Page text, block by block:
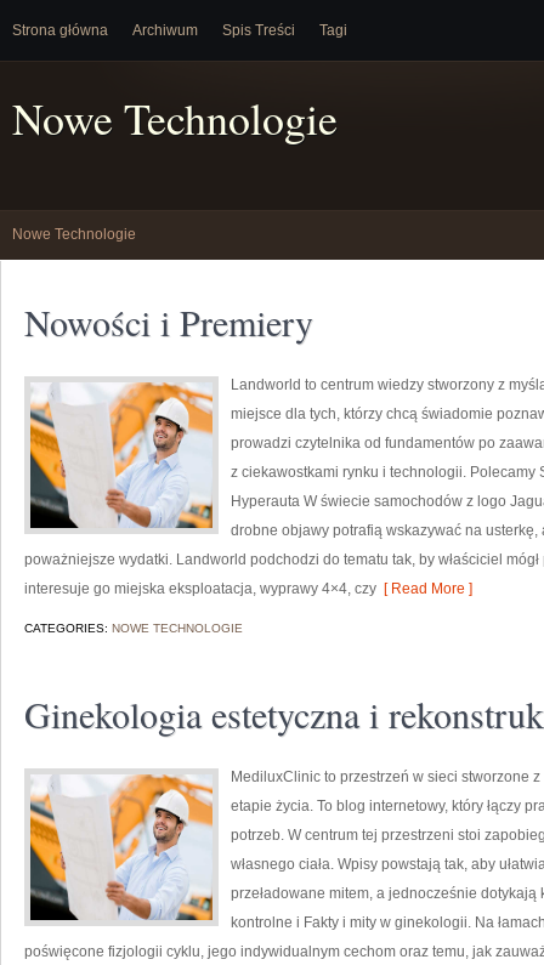
Strona główna Archiwum Spis Treści Tagi
Nowe Technologie
Nowe Technologie
Nowości i Premiery
Landworld to centrum wiedzy stworzony z
miejsce dla tych, którzy chcą świadomie
prowadzi czytelnika od fundamentów po
z ciekawostkami rynku i technologii.
Hyperauta W świecie samochodów z logo
drobne objawy potrafią wskazywać na usterkę,
poważniejsze wydatki. Landworld podchodzi do tematu tak, by właściciel
interesuje go miejska eksploatacja, wyprawy 4×4, czy [ Read More ]
CATEGORIES: NOWE TECHNOLOGIE
Ginekologia estetyczna i
MediluxClinic to przestrzeń w sieci stworzone
etapie życia. To blog internetowy, który łączy
potrzeb. W centrum tej przestrzeni stoi
własnego ciała. Wpisy powstają tak, aby
przeładowane mitem, a jednocześnie
kontrolne i Fakty i mity w ginekologii. Na
poświęcone fizjologii cyklu, jego indywidualnym cechom oraz temu, jak